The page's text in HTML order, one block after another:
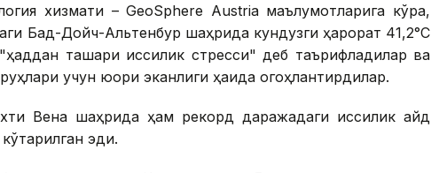
хизмати – GeoSphere Austria маълумотларига кўра,
Бад-Дойч-Альтенбур шаҳрида кундузги ҳарорат 41,2°С
ташқари иссиқлик стресси" деб таърифладилар ва
учун юқори эканлиги ҳақида огоҳлантирдилар.
Вена шаҳрида ҳам рекорд даражадаги иссиқлик қайд
эди.